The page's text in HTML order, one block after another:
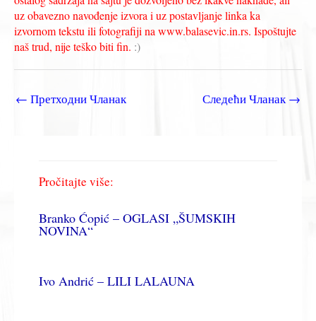
uz obavezno navođenje izvora i uz postavljanje linka ka
izvornom tekstu ili fotografiji na www.balasevic.in.rs. Ispoštujte
naš trud, nije teško biti fin. :)
← Претходни Чланак Следећи Чланак→
Pročitajte više:
Branko Ćopić – OGLASI „ŠUMSKIH
NOVINA“
Ivo Andrić – LILI LALAUNA